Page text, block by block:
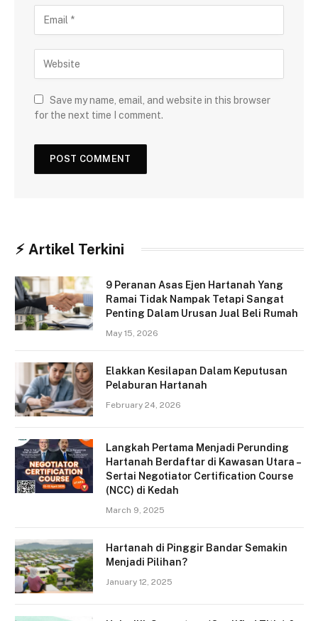
Save my name, email, and website in this browser
for the next time I comment.
⚡︎ Artikel Terkini
9 Peranan Asas Ejen Hartanah Yang
Ramai Tidak Nampak Tetapi Sangat
Penting Dalam Urusan Jual Beli Rumah
May 15, 2026
Elakkan Kesilapan Dalam Keputusan
Pelaburan Hartanah
February 24, 2026
Langkah Pertama Menjadi Perunding
Hartanah Berdaftar di Kawasan Utara –
Sertai Negotiator Certification Course
(NCC) di Kedah
March 9, 2025
Hartanah di Pinggir Bandar Semakin
Menjadi Pilihan?
January 12, 2025